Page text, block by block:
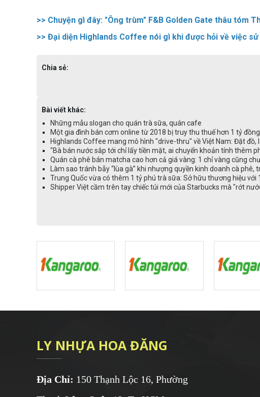
>> Chuyện gì đây: "Ông trùm" F&B Golden Gate thâu tóm
>> Đại diện Highlands Coffee nói gì khi được hỏi về việc
Chia sẻ:
Bài viết khác:
Những mẫu slogan cho quán trà sữa, quán cafe
Một gia đình bán cơm online từ 2018 bị truy thu thuế hơn 1 tỷ
Highlands Coffee mang mô hình "drive-thru" về Việt Nam: Đặt đồ,
"Bà bán nước sắp tới chỉ lấy tiền mặt, ai chuyển khoản tính thêm
Quán cà phê bán matcha cao hơn cả giá vàng: 1 chỉ vàng cũng
Làm sao tránh bẫy “lùa gà” khi nhượng quyền kinh doanh cà phê,
Trung Quốc vừa có thêm 1 tỷ phú trà sữa: Sở hữu thương hiệu với
Shipper Việt cầm trên tay chiếc túi mới của Starbucks mà "rớt
LY NHỰA HOA ĐĂNG
Địa Chỉ: 150 Thạnh Lộc 16, Phường